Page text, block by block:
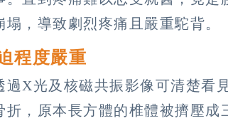
，導致劇烈疼痛且嚴重駝背。
程度嚴重
X光及核磁共振影像可清楚看
，原本長方體的椎體被擠壓成